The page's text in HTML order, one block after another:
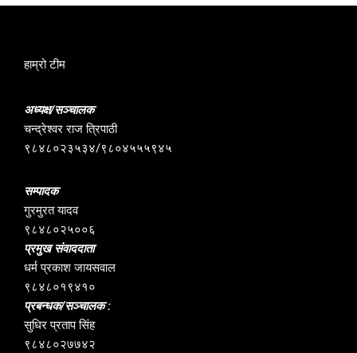
हाम्रो टीम
अध्यक्ष/सञ्चालक
चन्द्रेश्वर राज त्रिपाठी
९८४८०२३५३४/९८०४५५५९४५
सम्पादक
गुरमुरत यादव
९८४८०२५००६
प्रमुख संवाददाता
धर्म प्रकाश जायसवाल
९८४८०१९४१०
प्रबन्धक/सञ्चालक :
सुधिर प्रताप सिंह
९८४८०२७७४२